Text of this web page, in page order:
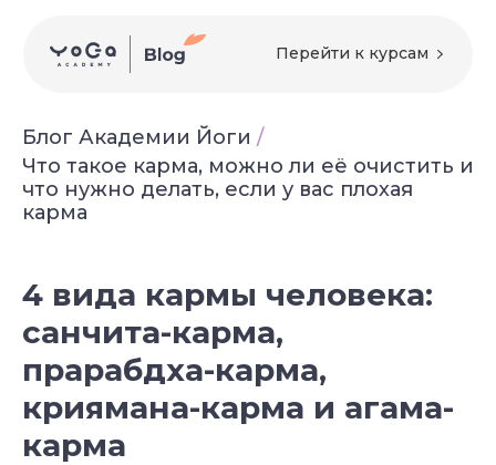
Перейти к курсам
Блог Академии Йоги /
Что такое карма, можно ли её очистить и
что нужно делать, если у вас плохая
карма
4 вида кармы человека:
санчита-карма,
прарабдха-карма,
криямана-карма и агама-
карма